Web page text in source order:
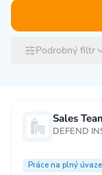
Podrobný filtr
Sales
Práce na plný
Měsíční plat
40 000 CZK a